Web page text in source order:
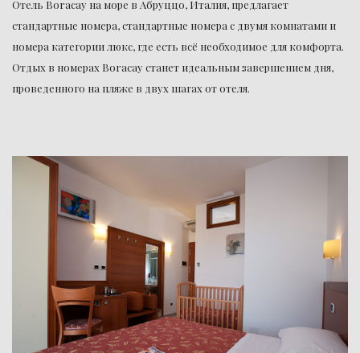
Отель Boracay на море в Абруццо, Италия, предлагает
стандартные номера, стандартные номера с двумя комнатами и
номера категории люкс, где есть всё необходимое для комфорта.
Отдых в номерах Boracay станет идеальным завершением дня,
проведенного на пляже в двух шагах от отеля.